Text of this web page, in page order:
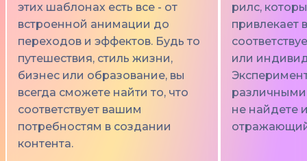
этих шаблонах есть все - от
встроенной анимации до
переходов и эффектов. Будь то
путешествия, стиль жизни,
бизнес или образование, вы
всегда сможете найти то, что
соответствует вашим
потребностям в создании
контента.
рилс,
привлекает
или
различными
не найдете